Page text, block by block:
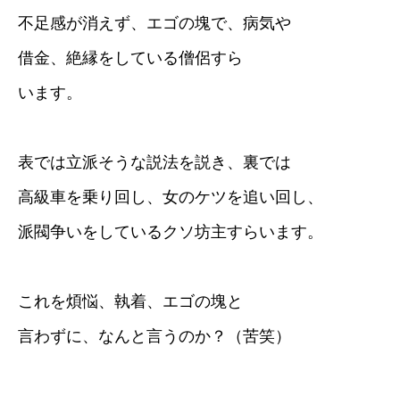
不足感が消えず、エゴの塊で、病気や
借金、絶縁をしている僧侶すら
います。
表では立派そうな説法を説き、裏では
高級車を乗り回し、女のケツを追い回し、
派閥争いをしているクソ坊主すらいます。
これを煩悩、執着、エゴの塊と
言わずに、なんと言うのか？（苦笑）